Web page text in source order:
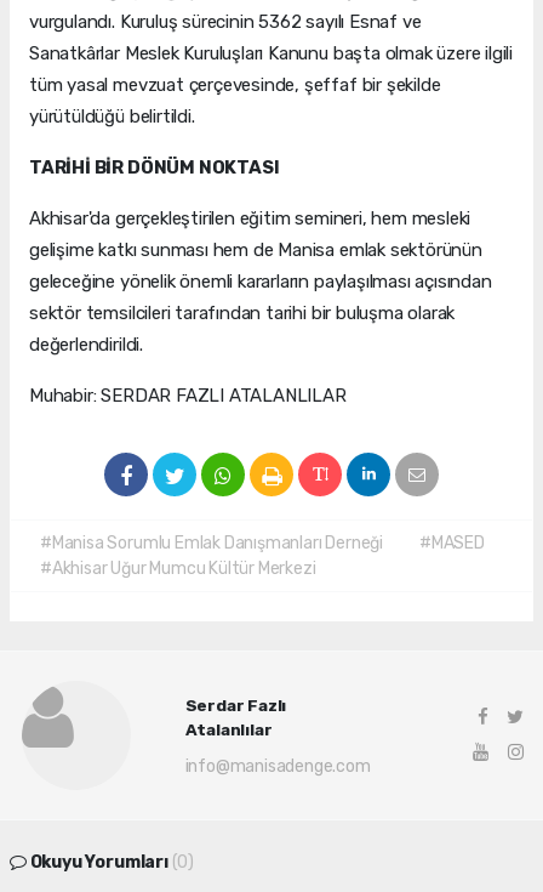
vurgulandı. Kuruluş sürecinin 5362 sayılı Esnaf ve
Sanatkârlar Meslek Kuruluşları Kanunu başta olmak üzere ilgili
tüm yasal mevzuat çerçevesinde, şeffaf bir şekilde
yürütüldüğü belirtildi.
TARİHİ BİR DÖNÜM NOKTASI
Akhisar'da gerçekleştirilen eğitim semineri, hem mesleki
gelişime katkı sunması hem de Manisa emlak sektörünün
geleceğine yönelik önemli kararların paylaşılması açısından
sektör temsilcileri tarafından tarihi bir buluşma olarak
değerlendirildi.
Muhabir: SERDAR FAZLI ATALANLILAR
#Manisa Sorumlu Emlak Danışmanları Derneği
#MASED
#Akhisar Uğur Mumcu Kültür Merkezi
Serdar Fazlı
Atalanlılar
info@manisadenge.com
Okuyu Yorumları (0)